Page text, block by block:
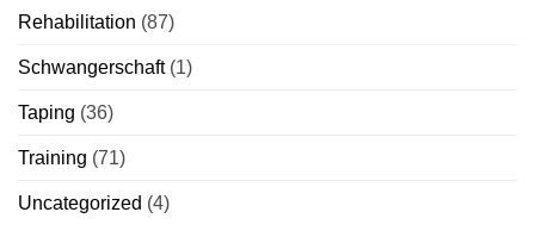
Rehabilitation (87)
Schwangerschaft(1)
Taping (36)
Training (71)
Uncategorized (4)